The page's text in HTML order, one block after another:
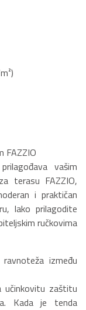
FAZZIO
vašim
terasu FAZZIO,
i praktičan
lako prilagodite
ručkovima
između
učinkovitu zaštitu
Kada je tenda